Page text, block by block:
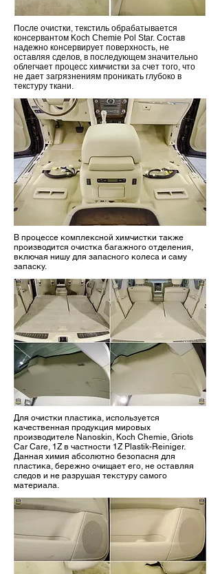
После очистки, текстиль обрабатывается
консервантом Koch Chemie Pol Star. Состав
надежно консервирует поверхность, не
оставляя сделов, в последующем значительно
облегчает процесс химчистки за счет того, что
не дает загрязнениям проникать глубоко в
текстуру ткани.
В процессе комплексной химчистки также
производится очистка багажного отделения,
включая нишу для запасного колеса и саму
запаску.
Для очистки пластика, используется
качественная продукция мировых
производителе Nanoskin, Koch Chemie, Griots
Car Care, 1Z в частности 1Z Plastik-Reiniger.
Данная химия абсолютно безопасня для
пластика, бережно очищает его, не оставляя
следов и не разрушая текстуру самого
материала.